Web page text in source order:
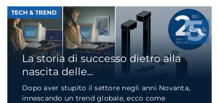
TECH & TREND
La storia di successo dietro alla
nascita delle...
Dopo aver stupito il settore negli anni Novanta,
innescando un trend globale, ecco come